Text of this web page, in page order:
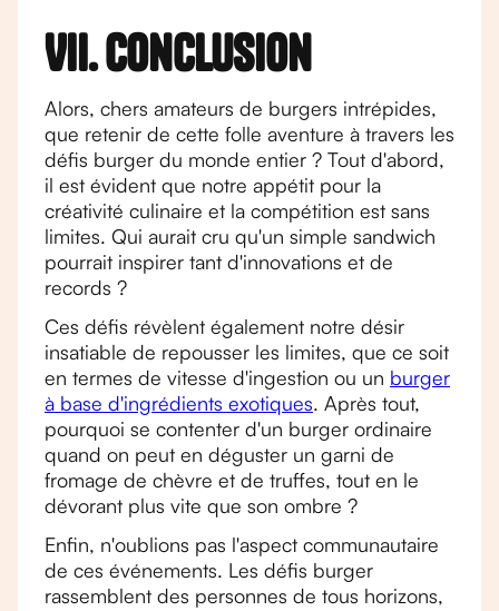
VII. Conclusion
Alors, chers amateurs de burgers intrépides,
que retenir de cette folle aventure à travers les
défis burger du monde entier ? Tout d'abord,
il est évident que notre appétit pour la
créativité culinaire et la compétition est sans
limites. Qui aurait cru qu'un simple sandwich
pourrait inspirer tant d'innovations et de
records ?
Ces défis révèlent également notre désir
insatiable de repousser les limites, que ce soit
en termes de vitesse d'ingestion ou un burger
à base d'ingrédients exotiques. Après tout,
pourquoi se contenter d'un burger ordinaire
quand on peut en déguster un garni de
fromage de chèvre et de truffes, tout en le
dévorant plus vite que son ombre ?
Enfin, n'oublions pas l'aspect communautaire
de ces événements. Les défis burger
rassemblent des personnes de tous horizons,